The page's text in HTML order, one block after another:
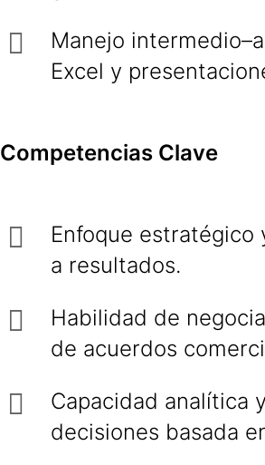
Manejo
Excel y
Competencias Clave
Enfoque estratégico
a resultados.
Habilidad de
de acuerdos
Capacidad analítica
decisiones basada